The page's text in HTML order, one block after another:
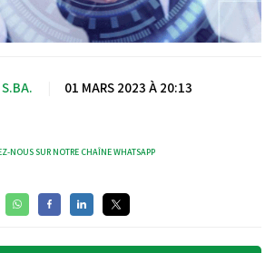
S.BA. 01 MARS 2023 À 20:13
NOUS SUR NOTRE CHAÎNE WHATSAPP